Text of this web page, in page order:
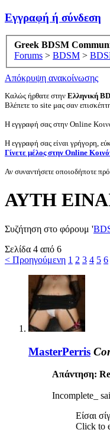
Εγγραφή ή σύνδεση
Greek BDSM
Forums > BDSM >
Απόκρυψη ανακοίνωσης
Καλώς ήρθατε στην Ελληνική
Βλέπετε το site μας σαν
Η εγγραφή σας στην Online
Η εγγραφή σας είναι γρήγορη,
Γίνετε μέλος στην Online
Αν συναντήσετε οποιοδήποτε
ΑΥΤΗ
Συζήτηση στο φόρουμ '
Σελίδα 4 από 6
< Προηγούμενη 1 2 3 4 5 6
MasterPerris
Απάντηση:
Incomplete_
Είσαι
Click to